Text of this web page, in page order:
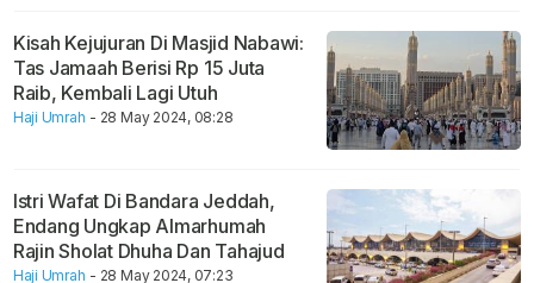
Kisah Kejujuran Di Masjid Nabawi:
Tas Jamaah Berisi Rp 15 Juta
Raib, Kembali Lagi Utuh
Haji Umrah - 28 May 2024, 08:28
Istri Wafat Di Bandara Jeddah,
Endang Ungkap Almarhumah
Rajin Sholat Dhuha Dan Tahajud
Haji Umrah - 28 May 2024, 07:23